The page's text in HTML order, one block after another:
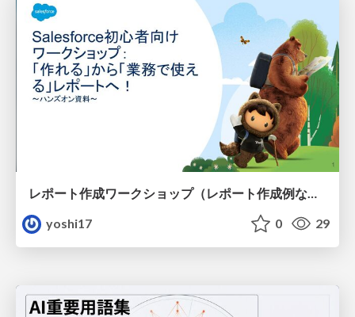
レポート作成ワークショップ（レポート作成例なし）
yoshi17
0 29